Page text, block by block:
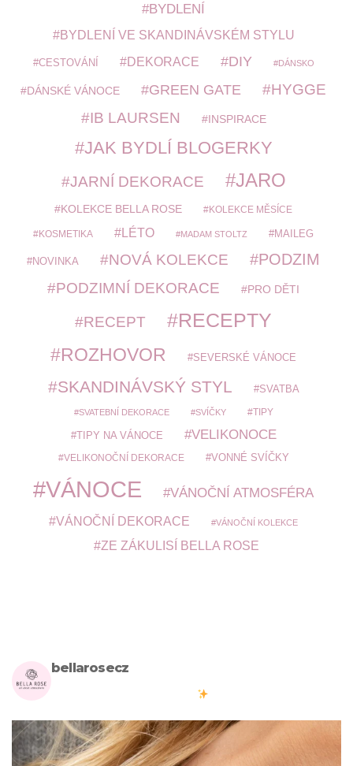
BYDLENÍ
BYDLENÍ VE SKANDINÁVSKÉM STYLU
CESTOVÁNÍ DEKORACE DIY DÁNSKO
DÁNSKÉ VÁNOCE GREEN GATE HYGGE
IB LAURSEN INSPIRACE
JAK BYDLÍ BLOGERKY
JARNÍ DEKORACE JARO
KOLEKCE BELLA ROSE KOLEKCE MĚSÍCE
KOSMETIKA LÉTO MADAM STOLTZ MAILEG
NOVINKA NOVÁ KOLEKCE PODZIM
PODZIMNÍ DEKORACE PRO DĚTI
RECEPT RECEPTY
ROZHOVOR SEVERSKÉ VÁNOCE
SKANDINÁVSKÝ STYL SVATBA
SVATEBNÍ DEKORACE SVÍČKY TIPY
TIPY NA VÁNOCE VELIKONOCE
VELIKONOČNÍ DEKORACE VONNÉ SVÍČKY
VÁNOCE VÁNOČNÍ ATMOSFÉRA
VÁNOČNÍ DEKORACE VÁNOČNÍ KOLEKCE
ZE ZÁKULISÍ BELLA ROSE
bellarosecz